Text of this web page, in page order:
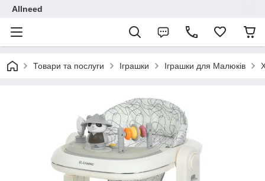
Allneed
Товари та послуги Іграшки Іграшки для Малюків